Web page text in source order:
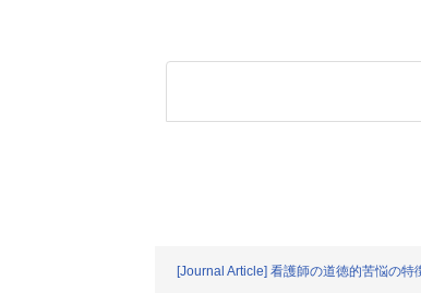
[Journal Article] 看護師の道徳的苦悩の